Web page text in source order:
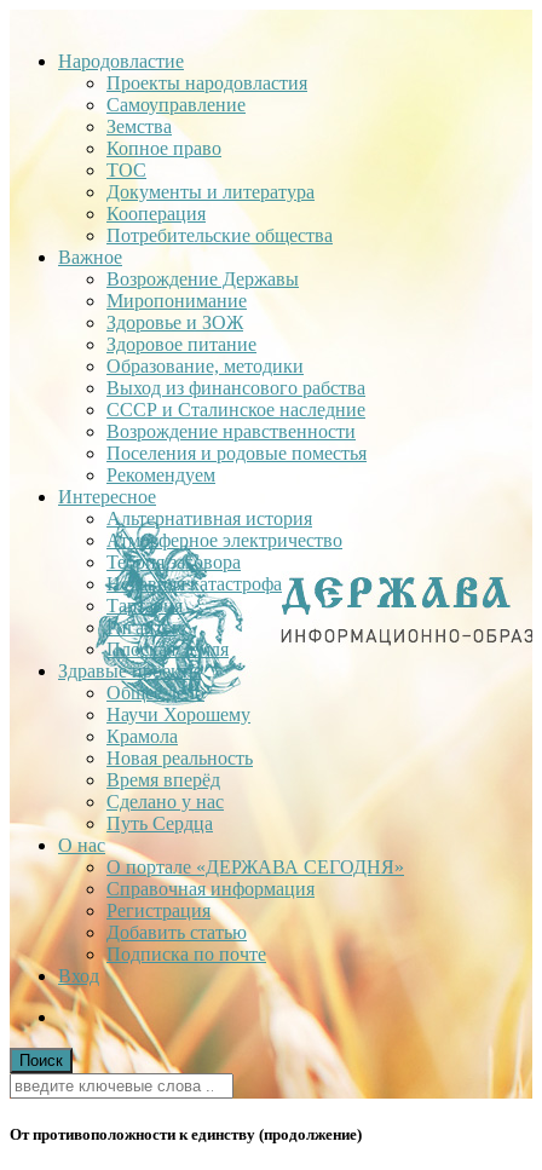
Народовластие
Проекты народовластия
Самоуправление
Земства
Копное право
ТОС
Документы и литература
Кооперация
Потребительские общества
Важное
Возрождение Державы
Миропонимание
Здоровье и ЗОЖ
Здоровое питание
Образование, методики
Выход из финансового рабства
СССР и Сталинское наследние
Возрождение нравственности
Поселения и родовые поместья
Рекомендуем
Интересное
Альтернативная история
Атмосферное электричество
Теория заговора
Недавняя катастрофа
Тартария
Гиганты
Плоская Земля
Здравые проекты
Общее дело
Научи Хорошему
Крамола
Новая реальность
Время вперёд
Сделано у нас
Путь Сердца
О нас
О портале «ДЕРЖАВА СЕГОДНЯ»
Справочная информация
Регистрация
Добавить статью
Подписка по почте
Вход
От противоположности к единству (продолжение)